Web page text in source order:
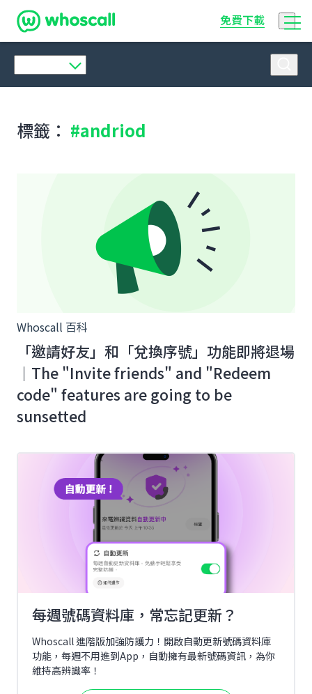
免費下載
標籤： #andriod
Whoscall 百科
「邀請好友」和「兌換序號」功能即將退場
｜The "Invite friends" and "Redeem
code" features are going to be
sunsetted
每週號碼資料庫，常忘記更新？
Whoscall 進階版加強防護力！開啟自動更新號碼資料庫
功能，每週不用進到App，自動擁有最新號碼資訊，為你
維持高辨識率！